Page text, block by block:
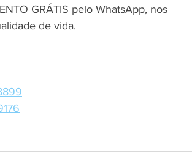
GRÁTIS pelo WhatsApp, nos
de vida.